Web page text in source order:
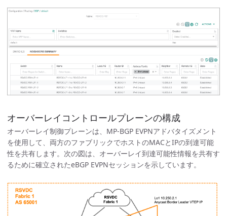
オーバーレイコントロールプレーンの構成
オーバーレイ制御プレーンは、MP-BGP EVPNアドバタイズメント
を使用して、両方のファブリックでホストのMACとIPの到達可能
性を共有します。次の図は、オーバーレイ到達可能性情報を共有す
るために確立されたeBGP EVPNセッションを示しています。